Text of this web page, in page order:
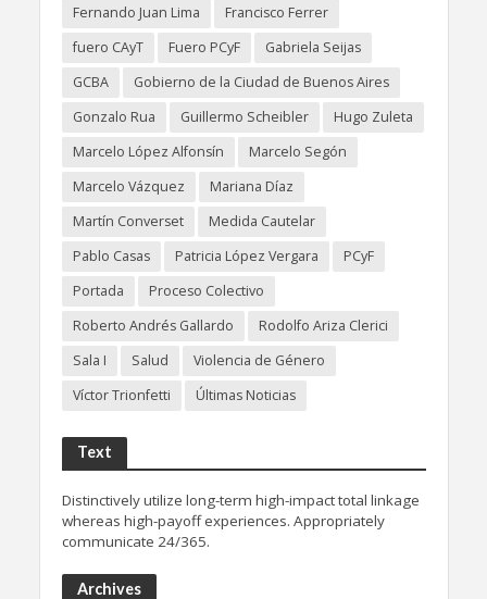
Fernando Juan Lima
Francisco Ferrer
fuero CAyT
Fuero PCyF
Gabriela Seijas
GCBA
Gobierno de la Ciudad de Buenos Aires
Gonzalo Rua
Guillermo Scheibler
Hugo Zuleta
Marcelo López Alfonsín
Marcelo Segón
Marcelo Vázquez
Mariana Díaz
Martín Converset
Medida Cautelar
Pablo Casas
Patricia López Vergara
PCyF
Portada
Proceso Colectivo
Roberto Andrés Gallardo
Rodolfo Ariza Clerici
Sala I
Salud
Violencia de Género
Víctor Trionfetti
Últimas Noticias
Text
Distinctively utilize long-term high-impact total linkage
whereas high-payoff experiences. Appropriately
communicate 24/365.
Archives